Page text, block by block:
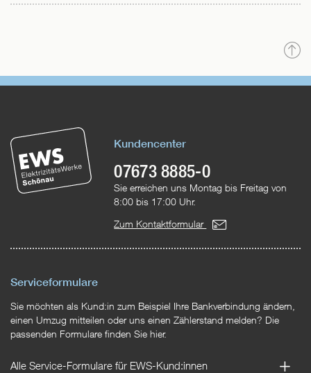
Kundencenter
07673 8885-0
Sie erreichen uns Montag bis Freitag von
8:00 bis 17:00 Uhr.
Zum Kontaktformular
Serviceformulare
Sie möchten als Kund:in zum Beispiel Ihre Bankverbindung ändern,
einen Umzug mitteilen oder uns einen Zählerstand melden? Die
passenden Formulare finden Sie hier.
Alle Service-Formulare für EWS-Kund:innen